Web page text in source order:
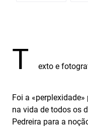
T exto e
Foi a
na vida de todos os
Pedreira para a